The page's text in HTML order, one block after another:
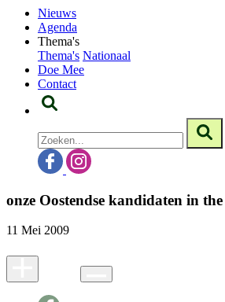
Nieuws
Agenda
Thema's
Thema's Nationaal
Doe Mee
Contact
onze Oostendse kandidaten in
11 Mei 2009